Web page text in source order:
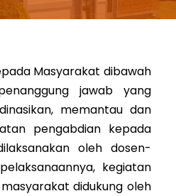
Masyarakat dibawah
jawab yang
memantau dan
pengabdian kepada
oleh dosen-
kegiatan
didukung oleh